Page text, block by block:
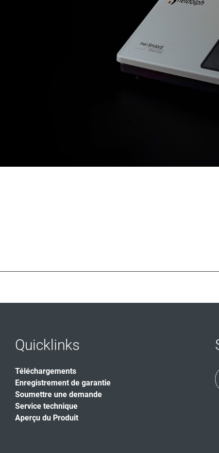
Quicklinks
Téléchargements
Enregistrement de garantie
Soumettre une demande
Service technique
Aperçu du Produit